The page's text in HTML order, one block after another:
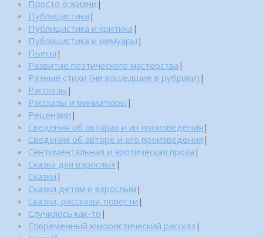
Просто о жизни |
Публицистика |
Публицистика и критика |
Публицистика и мемуары |
Пьесы |
Развитие поэтического мастерства |
Разные стихи (не вошедшие в рубрики) |
Рассказы |
Рассказы и миниатюры |
Рецензии |
Сведения об авторах и их произведения |
Сведения об авторе и его произведения |
Сентиментальная и эротическая проза |
Сказка для взрослых |
Сказки |
Сказки детям и взрослым |
Сказки, рассказы, повести |
Случилось как-то |
Современный юмористический рассказ |